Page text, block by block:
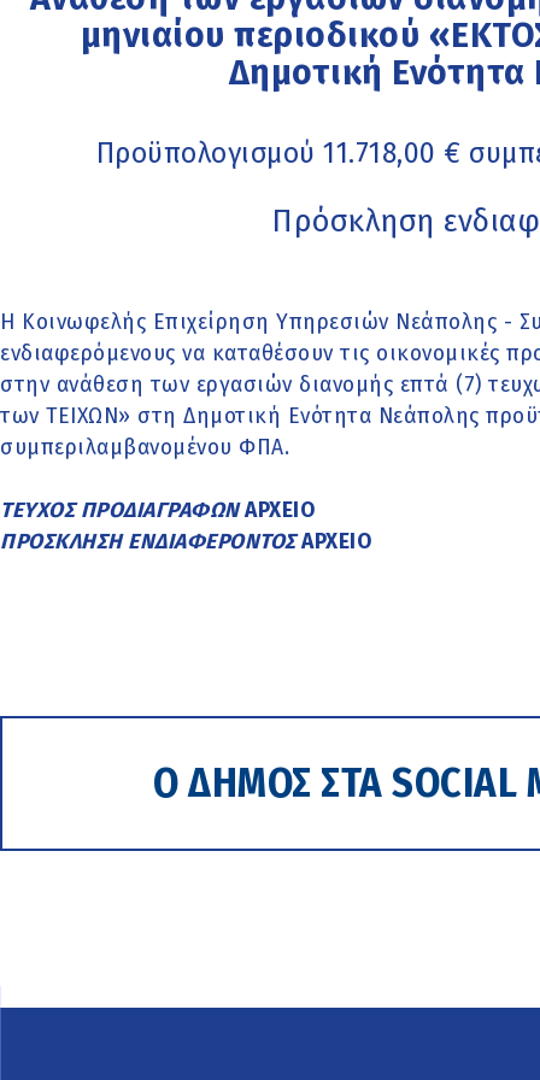
μηνιαίου περιοδικού
Δημοτική
Προϋπολογισμού 11.718,00 €
Πρόσκληση
Η Κοινωφελής Επιχείρηση Υπηρεσιών Νεάπολης -
ενδιαφερόμενους να καταθέσουν τις οικονομικές
στην ανάθεση των εργασιών διανομής επτά (7)
των ΤΕΙΧΩΝ» στη Δημοτική Ενότητα Νεάπολης
συμπεριλαμβανομένου ΦΠΑ.
ΤΕΥΧΟΣ ΠΡΟΔΙΑΓΡΑΦΩΝΑΡΧΕΙΟ
ΠΡΟΣΚΛΗΣΗ ΕΝΔΙΑΦΕΡΟΝΤΟΣΑΡΧΕΙΟ
Ο ΔΗΜΟΣ ΣΤΑ SOCIAL